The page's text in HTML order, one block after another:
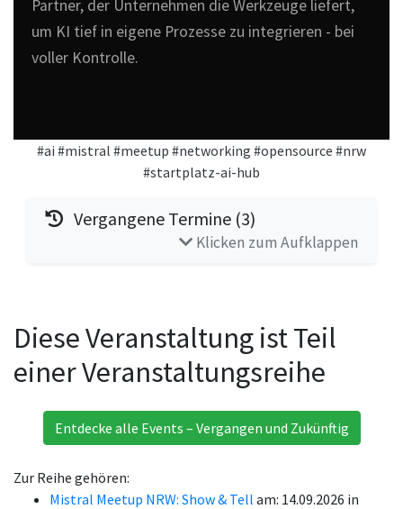
Partner, der Unternehmen die Werkzeuge liefert,
um KI tief in eigene Prozesse zu integrieren - bei
voller Kontrolle.
#ai #mistral #meetup #networking #opensource #nrw
#startplatz-ai-hub
Vergangene Termine (3)
Klicken zum Aufklappen
Diese Veranstaltung ist Teil
einer Veranstaltungsreihe
Entdecke alle Events – Vergangen und Zukünftig
Zur Reihe gehören:
Mistral Meetup NRW: Show & Tell am: 14.09.2026 in